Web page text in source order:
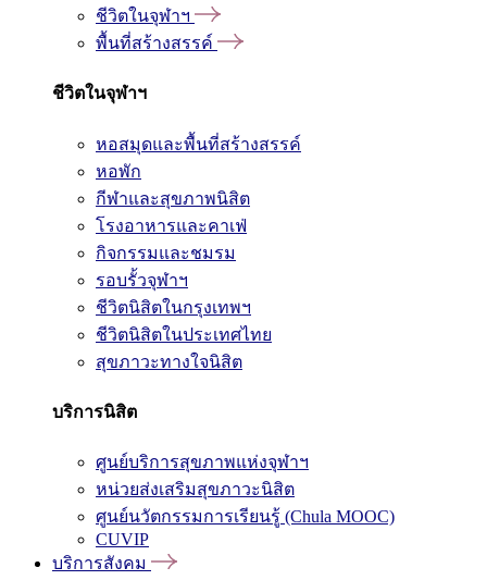
ชีวิตในจุฬาฯ
พื้นที่สร้างสรรค์
ชีวิตในจุฬาฯ
หอสมุดและพื้นที่สร้างสรรค์
หอพัก
กีฬาและสุขภาพนิสิต
โรงอาหารและคาเฟ่
กิจกรรมและชมรม
รอบรั้วจุฬาฯ
ชีวิตนิสิตในกรุงเทพฯ
ชีวิตนิสิตในประเทศไทย
สุขภาวะทางใจนิสิต
บริการนิสิต
ศูนย์บริการสุขภาพแห่งจุฬาฯ
หน่วยส่งเสริมสุขภาวะนิสิต
ศูนย์นวัตกรรมการเรียนรู้ (Chula MOOC)
CUVIP
บริการสังคม